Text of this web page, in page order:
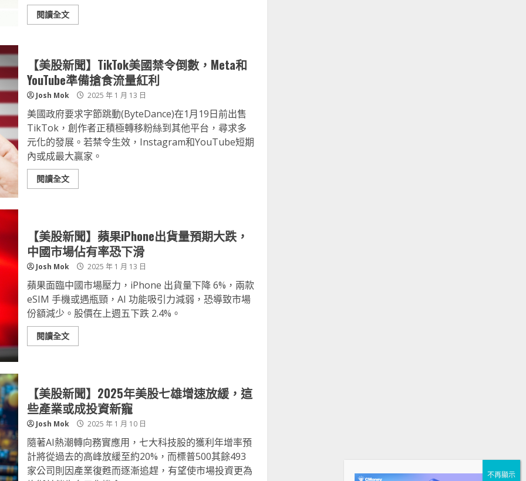
閱讀全文
【美股新聞】TikTok美國禁令倒數，Meta和
YouTube準備搶食流量紅利
Josh Mok 2025 年 1 月 13 日
美國政府要求字節跳動(ByteDance)在1月19日前出售
TikTok，創作者正積極轉移粉絲到其他平台，尋求多
元化的發展。若禁令生效，Instagram和YouTube短期
內或成最大贏家。
閱讀全文
【美股新聞】蘋果iPhone出貨量預期大跌，
中國市場佔有率恐下滑
Josh Mok 2025 年 1 月 13 日
蘋果面臨中國市場壓力，iPhone 出貨量下降 6%，兩款
eSIM 手機或遇瓶頸，AI 功能吸引力減弱，恐導致市場
份額減少。股價在上週五下跌 2.4%。
閱讀全文
【美股新聞】2025年美股七雄增速放緩，這
些產業或成投資新寵
Josh Mok 2025 年 1 月 10 日
隨著AI熱潮轉向務實應用，七大科技股的獲利年增率預
計將從過去的高峰放緩至約20%，而標普500其餘493
家公司則因產業復甦而逐漸追趕，有望使市場投資更為